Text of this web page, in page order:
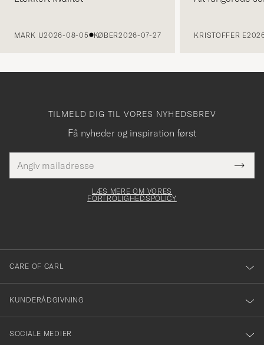
MARK U2026-08-05 KØBER2026-07-27 KRISTOFFER E
TILMELD DIG TIL VORES NYHEDSBREV
Få nyheder og inspiration først
mailadresse
skal
Tack
för
dig
till
vårt
nyhetsbrev!
LÆS MERE OM VORES
FORTROLIGHEDSPOLICY
CARE OF CARL
KUNDERÅDGIVNING
SOCIALE MEDIER